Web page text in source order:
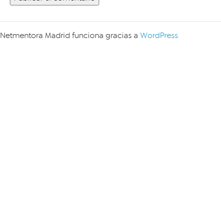
Netmentora Madrid funciona gracias a WordPress